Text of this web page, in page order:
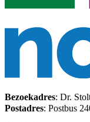
Bezoekadres: Dr.
Postadres: Postbus